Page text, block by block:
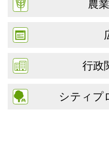
農
行政
シティプ